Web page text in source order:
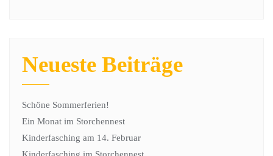
Neueste Beiträge
Schöne Sommerferien!
Ein Monat im Storchennest
Kinderfasching am 14. Februar